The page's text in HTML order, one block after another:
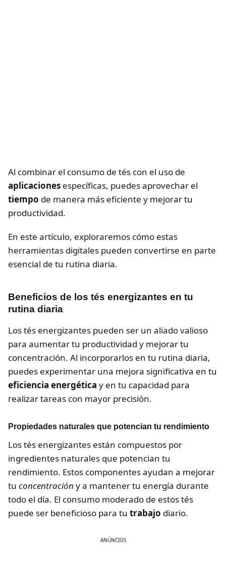
Al combinar el consumo de tés con el uso de
aplicaciones específicas, puedes aprovechar el
tiempo de manera más eficiente y mejorar tu
productividad.
En este artículo, exploraremos cómo estas
herramientas digitales pueden convertirse en parte
esencial de tu rutina diaria.
Beneficios de los tés energizantes en tu
rutina diaria
Los tés energizantes pueden ser un aliado valioso
para aumentar tu productividad y mejorar tu
concentración. Al incorporarlos en tu rutina diaria,
puedes experimentar una mejora significativa en tu
eficiencia energética y en tu capacidad para
realizar tareas con mayor precisión.
Propiedades naturales que potencian tu rendimiento
Los tés energizantes están compuestos por
ingredientes naturales que potencian tu
rendimiento. Estos componentes ayudan a mejorar
tu concentración y a mantener tu energía durante
todo el día. El consumo moderado de estos tés
puede ser beneficioso para tu trabajo diario.
ANÚNCIOS